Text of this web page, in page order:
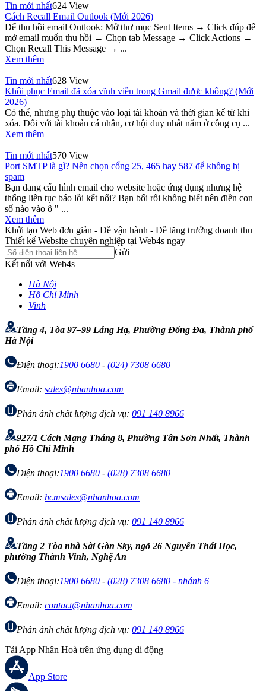
Tin mới nhất624 View
Cách Recall Email Outlook (Mới 2026)
Để thu hồi email Outlook: Mở thư mục Sent Items → Click đúp để
mở email muốn thu hồi → Chọn tab Message → Click Actions →
Chọn Recall This Message → ...
Xem thêm
Tin mới nhất628 View
Khôi phục Email đã xóa vĩnh viễn trong Gmail được không? (Mới
2026)
Có thể, nhưng phụ thuộc vào loại tài khoản và thời gian kể từ khi
xóa. Đối với tài khoản cá nhân, cơ hội duy nhất nằm ở công cụ ...
Xem thêm
Tin mới nhất570 View
Port SMTP là gì? Nên chọn cổng 25, 465 hay 587 để không bị
spam
Bạn đang cấu hình email cho website hoặc ứng dụng nhưng hệ
thống liên tục báo lỗi kết nối? Bạn bối rối không biết nên điền con
số nào vào ô " ...
Xem thêm
Khởi tạo Web đơn giản - Dễ vận hành - Dễ tăng trưởng doanh thu
Thiết kế Website chuyên nghiệp tại Web4s ngay
Gửi
Kết nối với Web4s
Hà Nội
Hồ Chí Minh
Vinh
Tầng 4, Tòa 97–99 Láng Hạ, Phường Đống Đa, Thành phố
Hà Nội
Điện thoại:1900 6680 - (024) 7308 6680
Email: sales@nhanhoa.com
Phản ánh chất lượng dịch vụ: 091 140 8966
927/1 Cách Mạng Tháng 8, Phường Tân Sơn Nhất, Thành
phố Hồ Chí Minh
Điện thoại:1900 6680 - (028) 7308 6680
Email: hcmsales@nhanhoa.com
Phản ánh chất lượng dịch vụ: 091 140 8966
Tầng 2 Tòa nhà Sài Gòn Sky, ngõ 26 Nguyễn Thái Học,
phường Thành Vinh, Nghệ An
Điện thoại:1900 6680 - (028) 7308 6680 - nhánh 6
Email: contact@nhanhoa.com
Phản ánh chất lượng dịch vụ: 091 140 8966
Tải App Nhân Hoà trên ứng dụng di động
App Store